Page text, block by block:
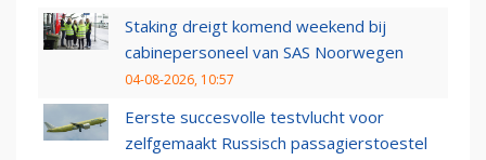
Staking dreigt komend weekend bij
cabinepersoneel van SAS Noorwegen
04-08-2026, 10:57
Eerste succesvolle testvlucht voor
zelfgemaakt Russisch passagierstoestel